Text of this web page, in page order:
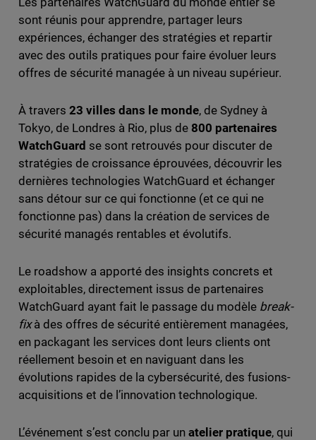
sont réunis pour apprendre, partager leurs
expériences, échanger des stratégies et repartir
avec des outils pratiques pour faire évoluer leurs
offres de sécurité managée à un niveau supérieur.
À travers 23 villes dans le monde, de Sydney à
Tokyo, de Londres à Rio, plus de 800 partenaires
WatchGuard se sont retrouvés pour discuter de
stratégies de croissance éprouvées, découvrir les
dernières technologies WatchGuard et échanger
sans détour sur ce qui fonctionne (et ce qui ne
fonctionne pas) dans la création de services de
sécurité managés rentables et évolutifs.
Le roadshow a apporté des insights concrets et
exploitables, directement issus de partenaires
WatchGuard ayant fait le passage du modèle break-
fixà des offres de sécurité entièrement managées,
en packagant les services dont leurs clients ont
réellement besoin et en naviguant dans les
évolutions rapides de la cybersécurité, des fusions-
acquisitions et de l’innovation technologique.
L’événement s’est conclu par unatelier pratique, qui